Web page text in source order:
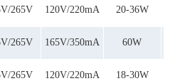
265V 120V/220mA 20-36W
265V 165V/350mA 60W
265V 120V/220mA 18-30W